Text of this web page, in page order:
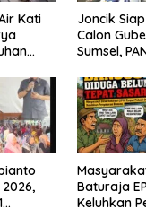
Kati
Joncik
Calon
Sumsel,
DPRD
2026,
Baturaja
Keluhkan